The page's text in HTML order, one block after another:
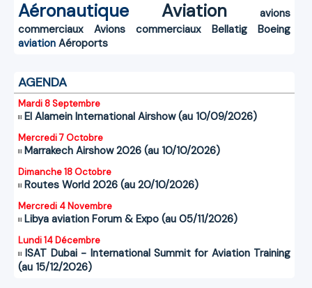
Aéronautique Aviation
avions
commerciaux
Avions commerciaux Bellatig
Boeing
aviation Aéroports
AGENDA
Mardi 8 Septembre
El Alamein International Airshow (au 10/09/2026)
Mercredi 7 Octobre
Marrakech Airshow 2026 (au 10/10/2026)
Dimanche 18 Octobre
Routes World 2026 (au 20/10/2026)
Mercredi 4 Novembre
Libya aviation Forum & Expo (au 05/11/2026)
Lundi 14 Décembre
ISAT Dubai - International Summit for Aviation Training
(au 15/12/2026)